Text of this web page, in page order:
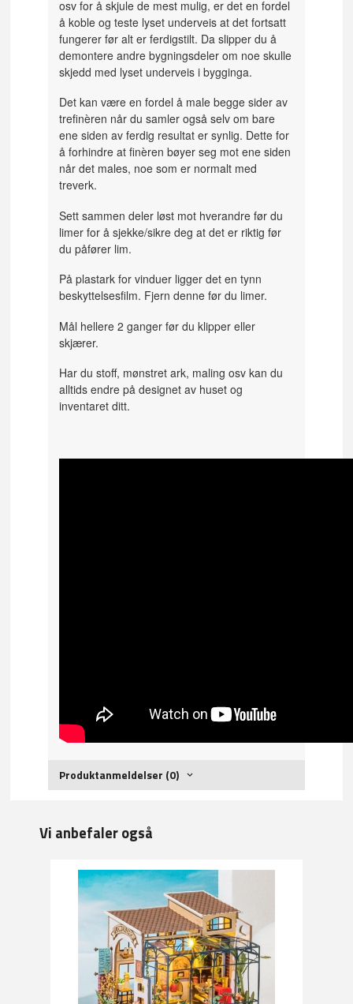
osv for å skjule de mest mulig, er det en fordel
å koble og teste lyset underveis at det fortsatt
fungerer før alt er ferdigstilt. Da slipper du å
demontere andre bygningsdeler om noe skulle
skjedd med lyset underveis i bygginga.
Det kan være en fordel å male begge sider av
trefinèren når du samler også selv om bare
ene siden av ferdig resultat er synlig. Dette for
å forhindre at finèren bøyer seg mot ene siden
når det males, noe som er normalt med
treverk.
Sett sammen deler løst mot hverandre før du
limer for å sjekke/sikre deg at det er riktig før
du påfører lim.
På plastark for vinduer ligger det en tynn
beskyttelsesfilm. Fjern denne før du limer.
Mål hellere 2 ganger før du klipper eller
skjærer.
Har du stoff, mønstret ark, maling osv kan du
alltids endre på designet av huset og
inventaret ditt.
Produktanmeldelser (0)
Vi anbefaler også